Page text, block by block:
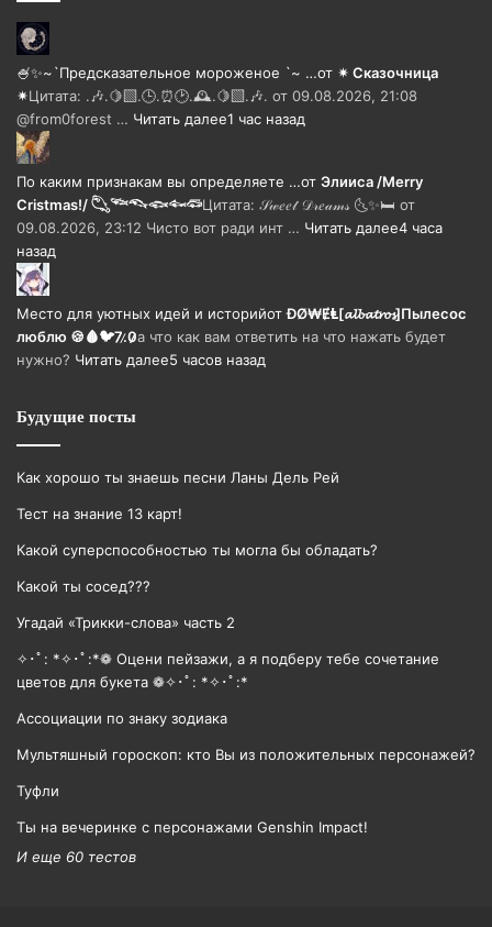
🍧✨~`Предсказательное мороженое `~ …от ✴ Сказочница
✴Цитата: .🎶.🍋‍🟩.🕒.⏰🕑.🕰️.🍋‍🟩.🎶. от 09.08.2026, 21:08
@from0forest … Читать далее1 час назад
По каким признакам вы определяете …от Элииса /Merry
Cristmas!/ 𓆡𓆝𓆞𓆟𓆜𓆛Цитата: 𝒮𝓌𝑒𝑒𝓉 𝒟𝓇𝑒𝒶𝓂𝓈 🌜✨🛏️ от
09.08.2026, 23:12 Чисто вот ради инт … Читать далее4 часа
назад
Место для уютных идей и историйотĐØ₩ɆⱠ[𝓪𝓵𝓫𝓪𝓽𝓻𝓸𝓼]Пылесос
люблю 🍪🩸🐦7̷.̷0̷̷а что как вам ответить на что нажать будет
нужно? Читать далее5 часов назад
Будущие посты
Как хорошо ты знаешь песни Ланы Дель Рей
Тест на знание 13 карт!
Какой суперспособностью ты могла бы обладать?
Какой ты сосед???
Угадай «Трикки-слова» часть 2
✧･ﾟ: *✧･ﾟ:*❁ Оцени пейзажи, а я подберу тебе сочетание
цветов для букета ❁✧･ﾟ: *✧･ﾟ:*
Ассоциации по знаку зодиака
Мультяшный гороскоп: кто Вы из положительных персонажей?
Туфли
Ты на вечеринке с персонажами Genshin Impact!
И еще 60 тестов